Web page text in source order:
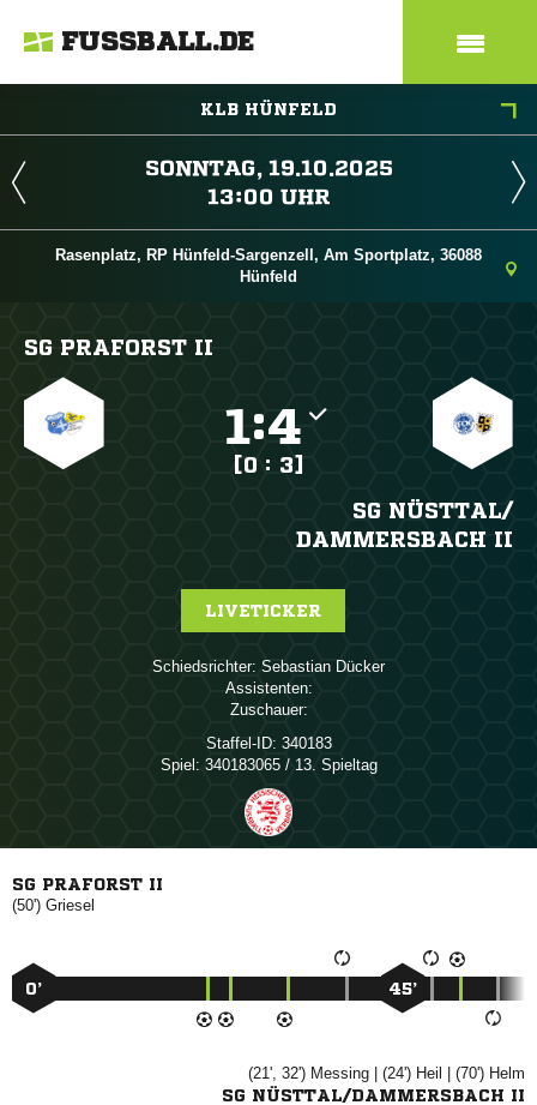
FUSSBALL.DE
KLB HÜNFELD
 
 
Rasenplatz, RP Hünfeld-Sargenzell, Am Sportplatz, 36088
Hünfeld
SG PRAFORST II
:
[0 : 3]
SG NÜSTTAL/​
DAMMERSBACH II
LIVETICKER
Schiedsrichter:  
Assistenten:
Zuschauer:
Staffel-ID: 340183
Spiel: 340183065 / 13. Spieltag
SG PRAFORST II
(50') 
0’ 45’
(21', 32')  | (24')  | (70') 
SG NÜSTTAL/DAMMERSBACH II